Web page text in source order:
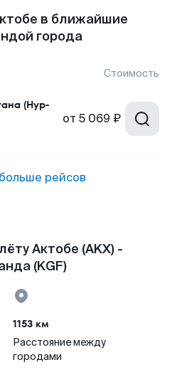
в ближайшие
города
Стоимость
(Нур-
от 5 069 ₽
рейсов
Актобе (AKX) -
(KGF)
1153 км
Расстояние между
городами